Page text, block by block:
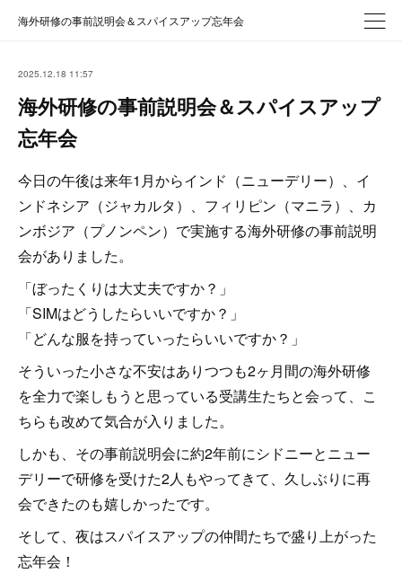
海外研修の事前説明会＆スパイスアップ忘年会
2025.12.18 11:57
海外研修の事前説明会＆スパイスアップ
忘年会
今日の午後は来年1月からインド（ニューデリー）、イ
ンドネシア（ジャカルタ）、フィリピン（マニラ）、カ
ンボジア（プノンペン）で実施する海外研修の事前説明
会がありました。
「ぼったくりは大丈夫ですか？」
「SIMはどうしたらいいですか？」
「どんな服を持っていったらいいですか？」
そういった小さな不安はありつつも2ヶ月間の海外研修
を全力で楽しもうと思っている受講生たちと会って、こ
ちらも改めて気合が入りました。
しかも、その事前説明会に約2年前にシドニーとニュー
デリーで研修を受けた2人もやってきて、久しぶりに再
会できたのも嬉しかったです。
そして、夜はスパイスアップの仲間たちで盛り上がった
忘年会！